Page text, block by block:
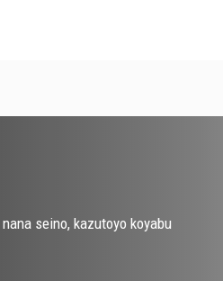
seino, kazutoyo koyabu